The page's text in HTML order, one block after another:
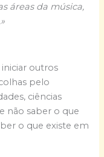
áreas da música,
outros
pelo
ciências
não saber o que
o que existe em